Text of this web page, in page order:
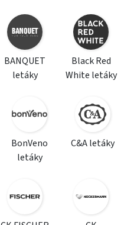
BANQUET
letáky
Black Red
White letáky
BonVeno
letáky
C&A letáky